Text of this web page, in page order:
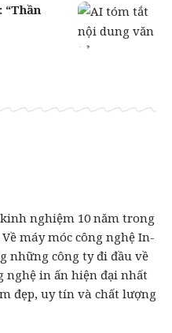
“Thần
nghiệm 10 năm trong
máy móc công nghệ In-
những công ty đi đầu về
nghệ in ấn hiện đại nhất
đẹp, uy tín và chất lượng